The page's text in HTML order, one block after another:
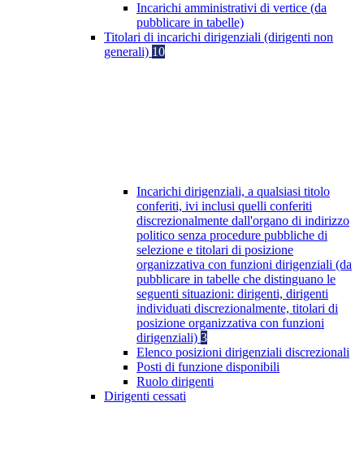
Incarichi amministrativi di vertice (da
pubblicare in tabelle)
Titolari di incarichi dirigenziali (dirigenti non
generali) 10
Incarichi dirigenziali, a qualsiasi titolo
conferiti, ivi inclusi quelli conferiti
discrezionalmente dall'organo di indirizzo
politico senza procedure pubbliche di
selezione e titolari di posizione
organizzativa con funzioni dirigenziali (da
pubblicare in tabelle che distinguano le
seguenti situazioni: dirigenti, dirigenti
individuati discrezionalmente, titolari di
posizione organizzativa con funzioni
dirigenziali) 3
Elenco posizioni dirigenziali discrezionali
Posti di funzione disponibili
Ruolo dirigenti
Dirigenti cessati